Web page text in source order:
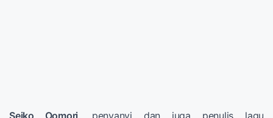
Seiko Oomori, penyanyi dan juga penulis lagu